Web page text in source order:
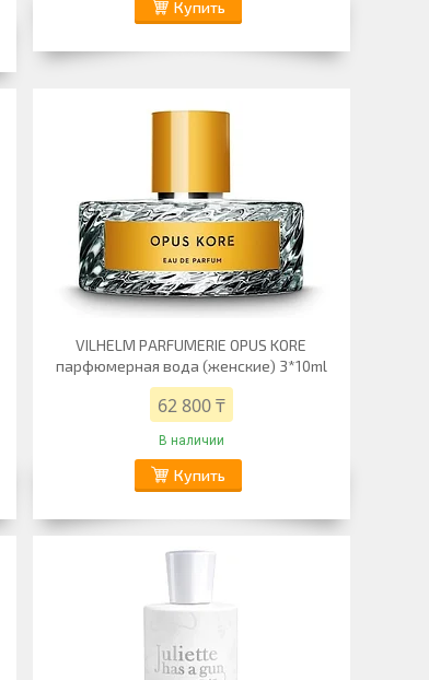
Купить
VILHELM PARFUMERIE OPUS KORE
парфюмерная вода (женские) 3*10ml
62 800 ₸
В наличии
Купить